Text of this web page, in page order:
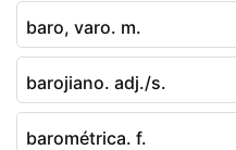
baro, varo. m.
barojiano. adj./s.
barométrica. f.